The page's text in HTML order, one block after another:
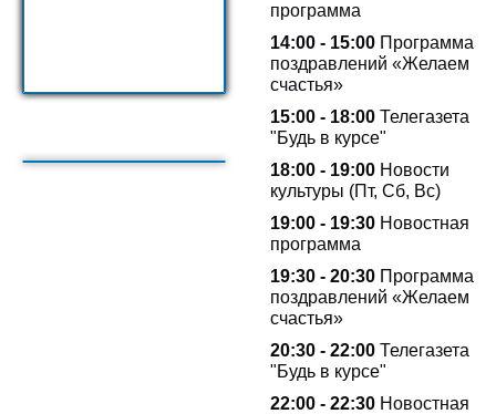
программа
14:00 - 15:00 Программа
поздравлений «Желаем
счастья»
15:00 - 18:00 Телегазета
"Будь в курсе"
18:00 - 19:00 Новости
культуры (Пт, Сб, Вс)
19:00 - 19:30 Новостная
программа
19:30 - 20:30 Программа
поздравлений «Желаем
счастья»
20:30 - 22:00 Телегазета
"Будь в курсе"
22:00 - 22:30 Новостная